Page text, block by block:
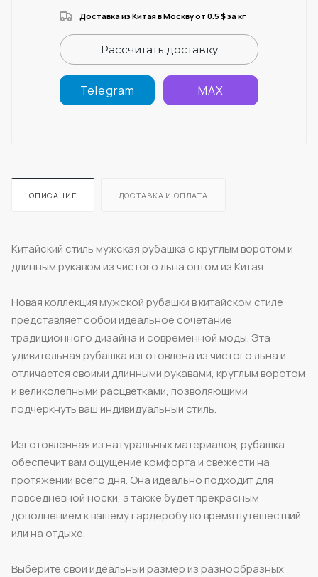
Доставка из Китая в Москву от 0.5 $за кг
Рассчитать доставку
Telegram MAX
ОПИСАНИЕ ДОСТАВКА И ОПЛАТА
Китайский стиль мужская рубашка с круглым воротом и
длинным рукавом из чистого льна оптом из Китая.
Новая коллекция мужской рубашки в китайском стиле
представляет собой идеальное сочетание
традиционного дизайна и современной моды. Эта
удивительная рубашка изготовлена из чистого льна и
отличается своими длинными рукавами, круглым воротом
и великолепными расцветками, позволяющими
подчеркнуть ваш индивидуальный стиль.
Изготовленная из натуральных материалов, рубашка
обеспечит вам ощущение комфорта и свежести на
протяжении всего дня. Она идеально подходит для
повседневной носки, а также будет прекрасным
дополнением к вашему гардеробу во время путешествий
или на отдыхе.
Выберите свой идеальный размер из разнообразных